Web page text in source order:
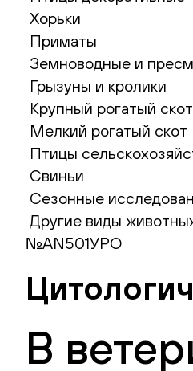
Хорьки
Приматы
Земноводные и
Грызуны и кролики
Крупный рогатый скот
Мелкий рогатый скот
Птицы
Свиньи
Сезонные
Другие виды
№AN501УРО
В